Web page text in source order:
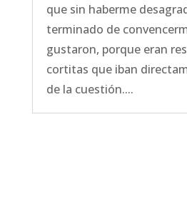
que sin haberme
terminado de
gustaron, porque eran
cortitas que iban
de la cuestión....